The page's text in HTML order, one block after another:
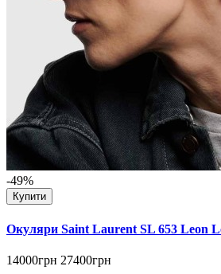
-49%
Купити
Окуляри Saint Laurent SL 653 Leon
14000грн 27400грн